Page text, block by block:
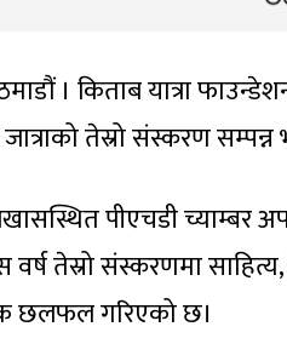
। किताब यात्रा
तेस्रो संस्करण
पीएचडी च्याम्बर
वर्ष तेस्रो संस्करणमा
छलफल गरिएको छ।